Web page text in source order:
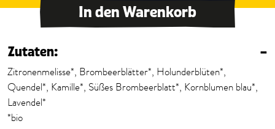
In den Warenkorb
Zutaten: –
Zitronenmelisse*, Brombeerblätter*, Holunderblüten*,
Quendel*, Kamille*, Süßes Brombeerblatt*, Kornblumen blau*,
Lavendel*
*bio